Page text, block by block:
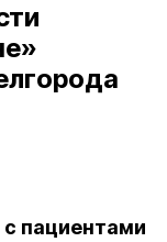
пациентами